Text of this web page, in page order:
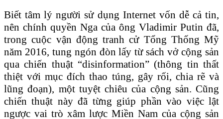
Biết tâm lý người sử dụng Internet vốn dễ cả tin,
nên chính quyền Nga của ông Vladimir Putin đã,
trong cuộc vận động tranh cử Tổng Thống Mỹ
năm 2016, tung ngón đòn lấy từ sách vở cộng sản
qua chiến thuật “disinformation” (thông tin thất
thiệt với mục đích thao túng, gây rối, chia rẽ và
lũng đoạn), một tuyệt chiêu của cộng sản. Cũng
chiến thuật này đã từng giúp phần vào việc lật
ngược vai trò xâm lược Miền Nam của cộng sản